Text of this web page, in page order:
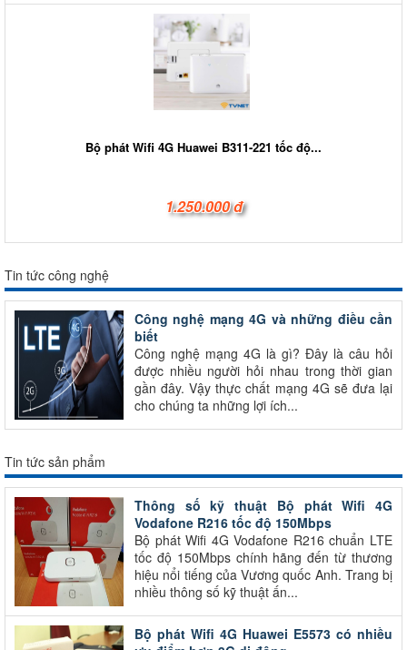
Bộ phát Wifi 4G Huawei B311-221 tốc độ...
1.250.000 đ
Tin tức công nghệ
Công nghệ mạng 4G và những điều cần
biết
Công nghệ mạng 4G là gì? Đây là câu hỏi
được nhiều người hỏi nhau trong thời gian
gần đây. Vậy thực chất mạng 4G sẽ đưa lại
cho chúng ta những lợi ích...
Tin tức sản phẩm
Thông số kỹ thuật Bộ phát Wifi 4G
Vodafone R216 tốc độ 150Mbps
Bộ phát Wifi 4G Vodafone R216 chuẩn LTE
tốc độ 150Mbps chính hãng đến từ thương
hiệu nổi tiếng của Vương quốc Anh. Trang bị
nhiều thông số kỹ thuật ấn...
Bộ phát Wifi 4G Huawei E5573 có nhiều